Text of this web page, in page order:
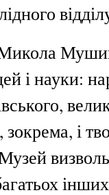
і науки:
і